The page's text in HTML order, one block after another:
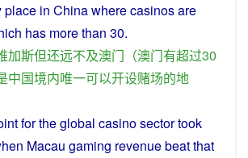
place in Chinawherecasinosare
has more than 30.
加斯但还远不及澳门 （澳门有超过30
中国境内唯一可以开设赌场的地
for theglobal casinosectortook
Macau gaming revenuebeatthat